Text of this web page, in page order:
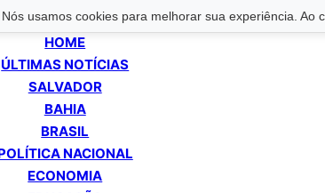
usamos cookies para melhorar sua experiência.
HOME
ÚLTIMAS NOTÍCIAS
SALVADOR
BAHIA
BRASIL
NACIONAL
ECONOMIA